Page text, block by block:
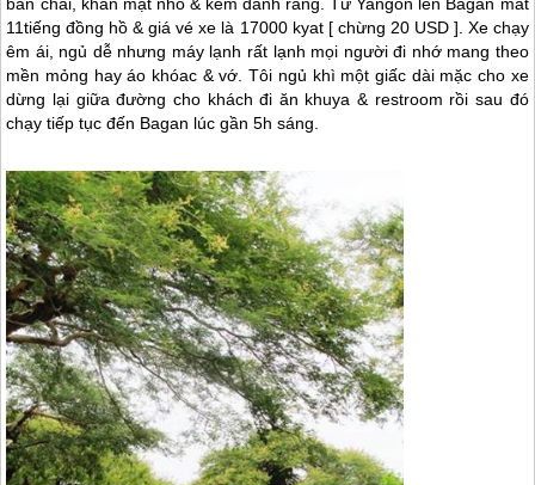
11tiếng đồng hồ & giá vé xe là 17000 kyat [ chừng 20 USD ]. Xe chạy
êm ái, ngủ dễ nhưng máy lạnh rất lạnh mọi người đi nhớ mang theo
mền mỏng hay áo khóac & vớ. Tôi ngủ khì một giấc dài mặc cho xe
dừng lại giữa đường cho khách đi ăn khuya & restroom rồi sau đó
chạy tiếp tục đến Bagan lúc gần 5h sáng.